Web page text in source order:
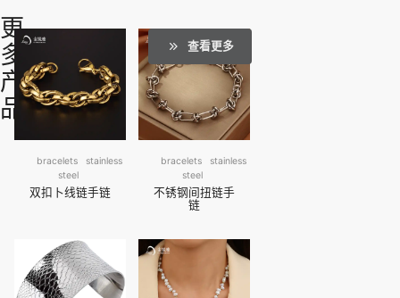
更
多
产
品
bracelets
stainless
steel
双扣卜线链手链
bracelets
stainless
steel
不锈钢间扭链手
链
查看更多